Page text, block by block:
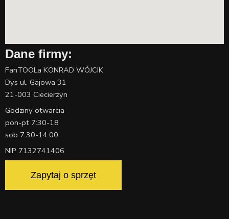
Dane firmy:
FanTOOLa KONRAD WÓJCIK
Dys ul. Gajowa 31
21-003 Ciecierzyn
Godziny otwarcia
pon-pt 7:30-18
sob 7:30-14:00
NIP 7132741406
Zapytaj o sprzęt